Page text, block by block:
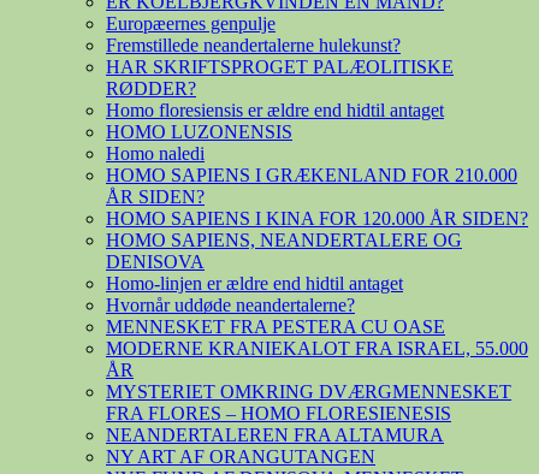
Europæernes genpulje
Fremstillede neandertalerne hulekunst?
HAR SKRIFTSPROGET PALÆOLITISKE
RØDDER?
Homo floresiensis er ældre end hidtil antaget
HOMO LUZONENSIS
Homo naledi
HOMO SAPIENS I GRÆKENLAND FOR 210.000
ÅR SIDEN?
HOMO SAPIENS I KINA FOR 120.000 ÅR SIDEN?
HOMO SAPIENS, NEANDERTALERE OG
DENISOVA
Homo-linjen er ældre end hidtil antaget
Hvornår uddøde neandertalerne?
MENNESKET FRA PESTERA CU OASE
MODERNE KRANIEKALOT FRA ISRAEL, 55.000
ÅR
MYSTERIET OMKRING DVÆRGMENNESKET
FRA FLORES – HOMO FLORESIENESIS
NEANDERTALEREN FRA ALTAMURA
NY ART AF ORANGUTANGEN